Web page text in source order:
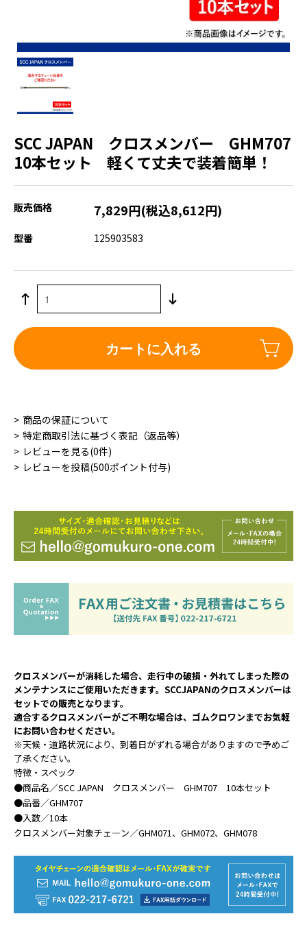
SCC JAPAN クロスメンバー GHM707
10本セット 軽くて丈夫で装着簡単！
販売価格 7,829円(税込8,612円)
型番 125903583
カートに入れる
商品の保証について
特定商取引法に基づく表記（返品等）
レビューを見る(0件)
レビューを投稿(500ポイント付与)
クロスメンバーが消耗した場合、走行中の破損・外れてしまった際の
メンテナンスにご使用いただきます。SCCJAPANのクロスメンバーは
セットでの販売となります。
適合するクロスメンバーがご不明な場合は、ゴムクロワンまでお気軽
にお問い合わせください。
※天候・道路状況により、到着日がずれる場合がありますので予めご
了承ください。
特徴・スペック
●商品名／SCC JAPAN クロスメンバー GHM707 10本セット
●品番／GHM707
●入数／10本
クロスメンバー対象チェ―ン／GHM071、GHM072、GHM078